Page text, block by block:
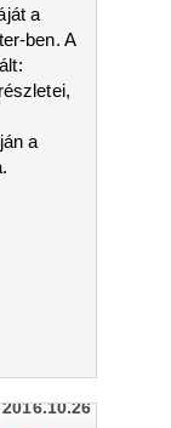
a
ben. A
a
2016.10.26